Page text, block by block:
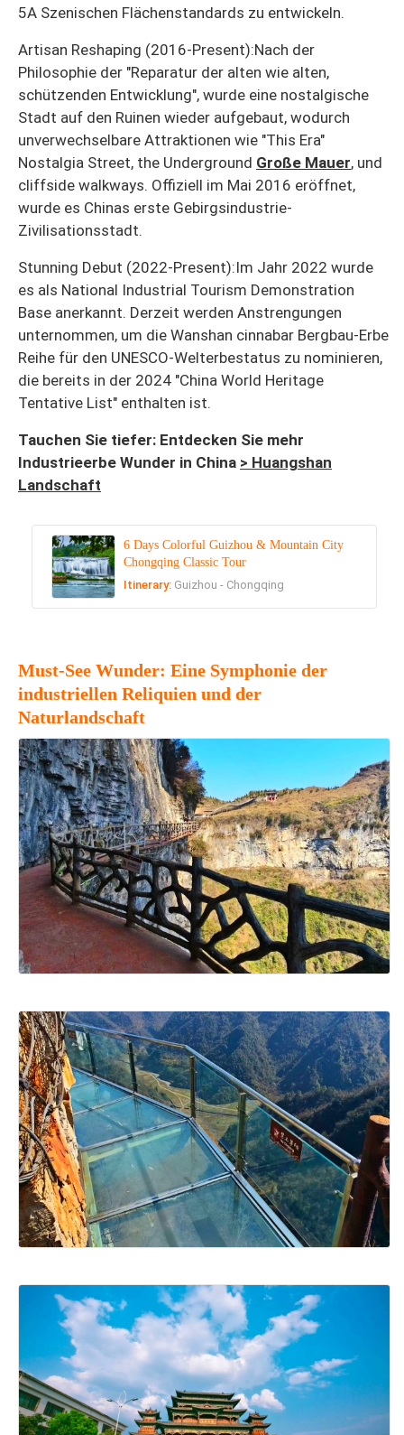
5A Szenischen Flächenstandards zu entwickeln.
Artisan Reshaping (2016-Present):Nach der
Philosophie der "Reparatur der alten wie alten,
schützenden Entwicklung", wurde eine nostalgische
Stadt auf den Ruinen wieder aufgebaut, wodurch
unverwechselbare Attraktionen wie "This Era"
Nostalgia Street, the Underground Große Mauer, und
cliffside walkways. Offiziell im Mai 2016 eröffnet,
wurde es Chinas erste Gebirgsindustrie-
Zivilisationsstadt.
Stunning Debut (2022-Present):Im Jahr 2022 wurde
es als National Industrial Tourism Demonstration
Base anerkannt. Derzeit werden Anstrengungen
unternommen, um die Wanshan cinnabar Bergbau-Erbe
Reihe für den UNESCO-Welterbestatus zu nominieren,
die bereits in der 2024 "China World Heritage
Tentative List" enthalten ist.
Tauchen Sie tiefer: Entdecken Sie mehr
Industrieerbe Wunder in China > Huangshan
Landschaft
6 Days Colorful Guizhou & Mountain City
Chongqing Classic Tour
Itinerary: Guizhou - Chongqing
Must-See Wunder: Eine Symphonie der
industriellen Reliquien und der
Naturlandschaft